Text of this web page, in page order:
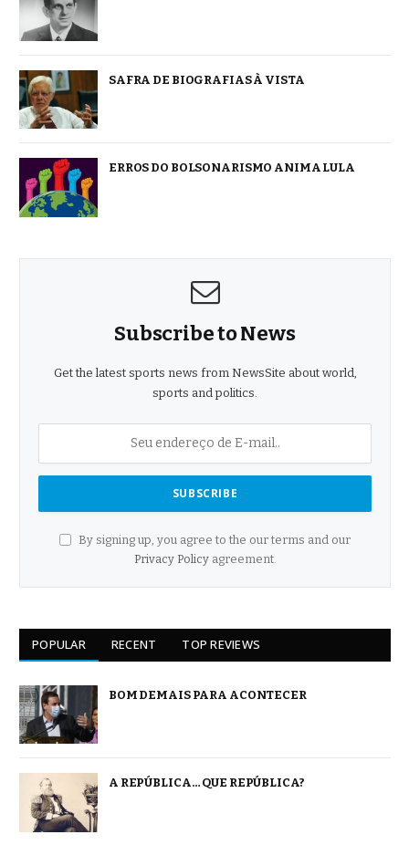
SAFRA DE BIOGRAFIAS À VISTA
ERROS DO BOLSONARISMO ANIMA LULA
Subscribe to News
Get the latest sports news from NewsSite about world,
sports and politics.
By signing up, you agree to the our terms and our
Privacy Policyagreement.
POPULAR RECENT TOP REVIEWS
BOM DEMAIS PARA ACONTECER
A REPÚBLICA… QUE REPÚBLICA?